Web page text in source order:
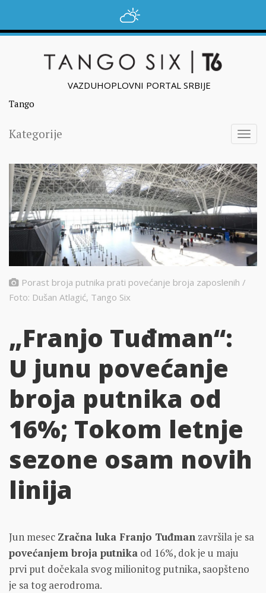
VAZDUHOPLOVNI PORTAL SRBIJE
Tango
Kategorije
Porast broja putnika prati povećanje broja zaposlenih /
Foto: Dušan Atlagić, Tango Six
„Franjo Tuđman“:
U junu povećanje
broja putnika od
16%; Tokom letnje
sezone osam novih
linija
Jun mesec Zračna luka Franjo Tuđman završila je sa
povećanjem broja putnika od 16%, dok je u maju
prvi put dočekala svog milionitog putnika, saopšteno
je sa tog aerodroma.